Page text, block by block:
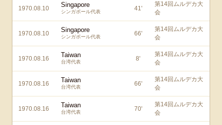
1970.08.10 Singapore
シンガポール代表 41'
第14回ムルデカ大
会
1970.08.10 Singapore
シンガポール代表 66'
第14回ムルデカ大
会
1970.08.16 Taiwan
台湾代表 8'
第14回ムルデカ大
会
1970.08.16 Taiwan
台湾代表 66'
第14回ムルデカ大
会
1970.08.16 Taiwan
台湾代表 70'
第14回ムルデカ大
会